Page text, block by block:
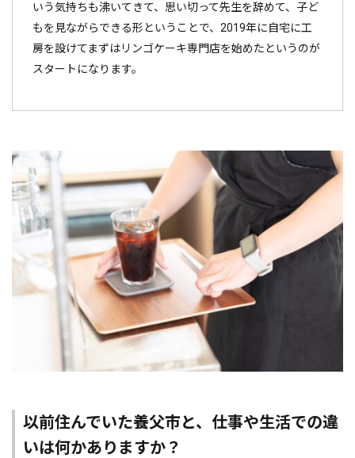
いう気持ちも沸いてきて、思い切って先生を辞めて、子ど
もを見ながらできる形ということで、2019年に自宅に工
房を設けてまずはリンゴケーキ専門店を始めたというのが
スタートになります。
以前住んでいた養父市と、仕事や生活での違
いは何かありますか？